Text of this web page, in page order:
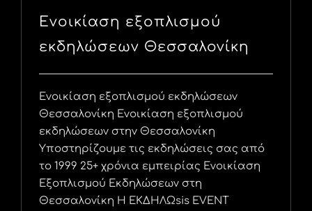
Ενοικίαση εξοπλισμού
εκδηλώσεων Θεσσαλονίκη
Ενοικίαση εξοπλισμού εκδηλώσεων
Θεσσαλονίκη Ενοικίαση εξοπλισμού
εκδηλώσεων στην Θεσσαλονίκη
Υποστηρίζουμε τις εκδηλώσεις σας από
το 1999 25+ χρόνια εμπειρίας Ενοικίαση
Εξοπλισμού Εκδηλώσεων στη
Θεσσαλονίκη Η ΕΚΔΗΛΩsis EVENT